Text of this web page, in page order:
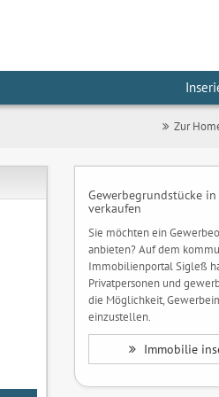
Zur
Gewerbegrundstücke
verkaufen
Sie möchten ein
anbieten? Auf dem
Immobilienportal Sigleß
Privatpersonen und
die Möglichkeit,
einzustellen.
Immobilie